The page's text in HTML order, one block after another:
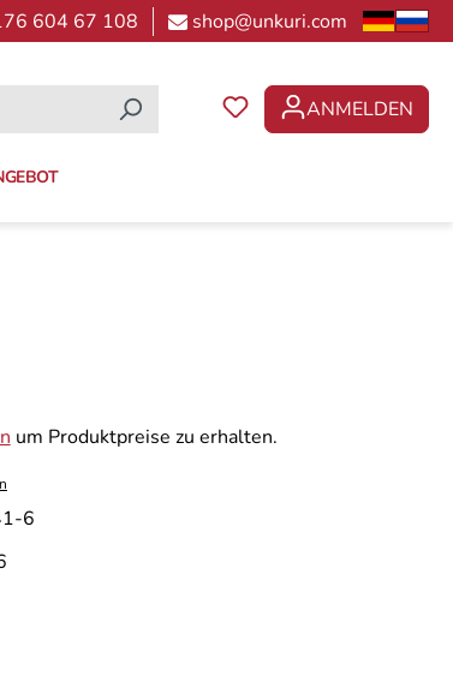
604 67 108 shop@unkuri.com
DU HAST 0
ANMELDEN
um Produktpreise zu erhalten.
6